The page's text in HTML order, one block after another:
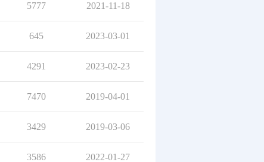
5777 2021-11-18
645 2023-03-01
4291 2023-02-23
7470 2019-04-01
3429 2019-03-06
3586 2022-01-27